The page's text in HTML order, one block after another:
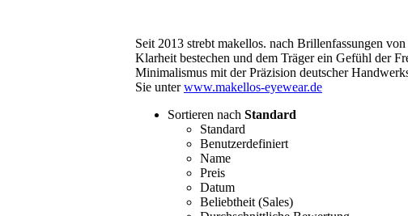
Seit 2013 strebt makellos. nach Brillenfassungen
Klarheit bestechen und dem Träger ein Gefühl der
Minimalismus mit der Präzision deutscher
Sie unterwww.makellos-eyewear.de
Sortieren nach Standard
Standard
Benutzerdefiniert
Name
Preis
Datum
Beliebtheit (Sales)